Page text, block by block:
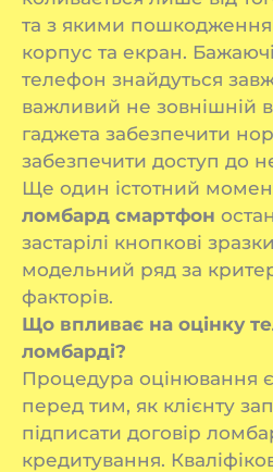
та з якими
корпус та екран.
телефон знайдуться
важливий не зовнішній
гаджета забезпечити
забезпечити доступ до
Ще один істотний
ломбард смартфон
застарілі кнопкові
модельний ряд за
факторів.
Що впливає на оцінку
ломбарді?
Процедура оцінювання
перед тим, як клієнту
підписати договір
кредитування.